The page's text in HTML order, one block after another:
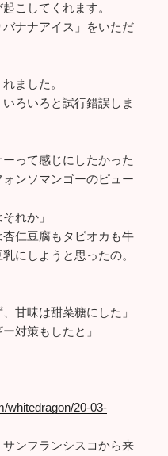
こしてくれます。
ナナアイス」をいただ
ました。
ろいろと試行錯誤しま
ーって感じにしたかった
ンソマンゴーのピュー
れか」
杏仁豆腐もタピオカも牛
にしようと思ったの。
甘味は甜菜糖にした」
対策もしたと」
whitedragon/20-03-
サンフランシスコから来